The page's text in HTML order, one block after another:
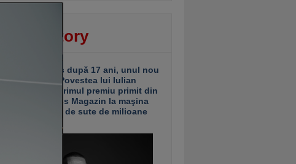
Cover story
Un pariu închis după 17 ani, unul nou
abia deschis. Povestea lui Iulian
Stanciu de la primul premiu primit din
partea Business Magazin la maşina
lui de investiţii de sute de milioane